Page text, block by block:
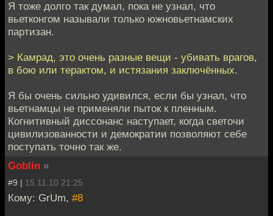
Я тоже долго так думал, пока не узнал, что
вьетконгом называли только южновьетнамских
партизан.
> Камрад, это очень разные вещи - убивать врагов,
в бою или терактом, и истязания заключённых.
Я бы очень сильно удивился, если бы узнал, что
вьетнамцы не применяли пыток к пленным.
Когнитивный диссонанс наступает, когда светочи
цивилизованности и демократии позволяют себе
поступать точно так же.
Goblin »
#9 | 15.11.10 21:25
Кому: GrUm, #8